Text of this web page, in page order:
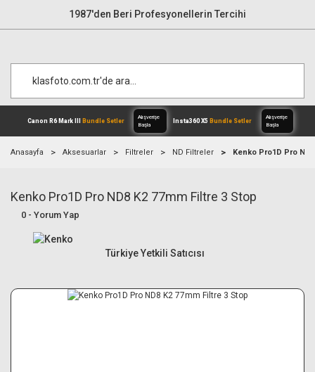
1987'den Beri Profesyonellerin Tercihi
Canon R6 Mark IIIBundle Setler
Alışverişe
Anasayfa Aksesuarlar Filtreler ND Filtreler Kenko Pro1D Pro
Kenko Pro1D Pro ND8 K2 77mm Filtre 3 Stop
0 - Yorum Yap
Türkiye Yetkili Satıcısı